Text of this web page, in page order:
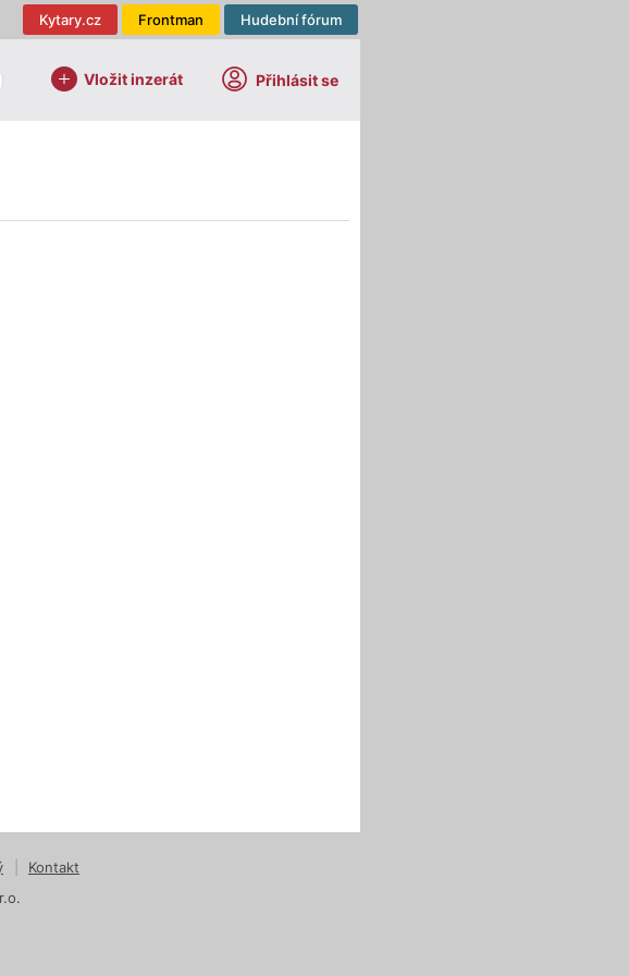
Hudební fórum
Frontman
Kytary.cz
Vložit inzerát Přihlásit se
Kontakt